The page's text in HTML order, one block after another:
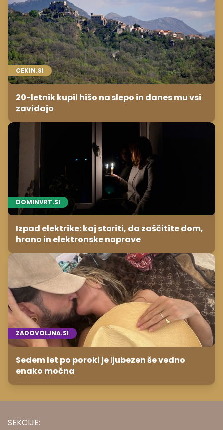
CEKIN.SI
20-letnik kupil hišo na slepo in danes mu vsi
zavidajo
DOMINVRT.SI
Izpad elektrike: kaj storiti, da zaščitite dom,
hrano in elektronske naprave
ZADOVOLJNA.SI
Sedem let po poroki je ljubezen še vedno
enako močna
SEKCIJE: